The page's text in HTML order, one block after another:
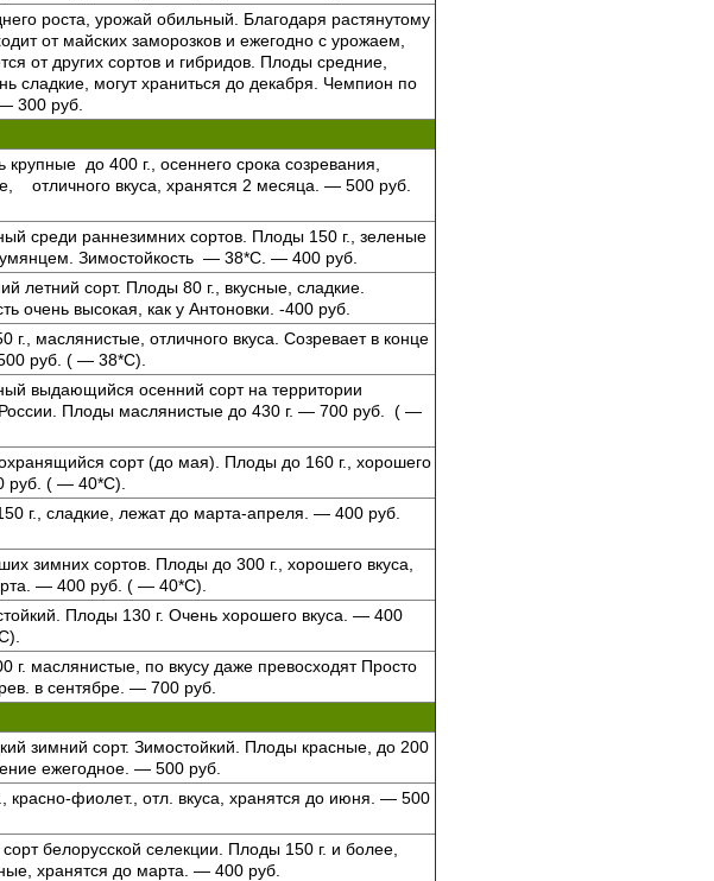
роста, урожай обильный. Благодаря растянутому
от майских заморозков и ежегодно с урожаем,
от других сортов и гибридов. Плоды средние,
сладкие, могут храниться до декабря. Чемпион по
300 руб.
крупные до 400 г., осеннего срока созревания,
отличного вкуса, хранятся 2 месяца. — 500 руб.
среди раннезимних сортов. Плоды 150 г., зеленые
Зимостойкость — 38*С. — 400 руб.
летний сорт. Плоды 80 г., вкусные, сладкие.
очень высокая, как у Антоновки. -400 руб.
г., маслянистые, отличного вкуса. Созревает в конце
руб. ( — 38*С).
выдающийся осенний сорт на территории
Плоды маслянистые до 430 г. — 700 руб. ( —
сорт (до мая). Плоды до 160 г., хорошего
руб. ( — 40*C).
г., сладкие, лежат до марта-апреля. — 400 руб.
зимних сортов. Плоды до 300 г., хорошего вкуса,
— 400 руб. ( — 40*С).
Плоды 130 г. Очень хорошего вкуса. — 400
г. маслянистые, по вкусу даже превосходят Просто
в сентябре. — 700 руб.
зимний сорт. Зимостойкий. Плоды красные, до 200
ежегодное. — 500 руб.
красно-фиолет., отл. вкуса, хранятся до июня. — 500
белорусской селекции. Плоды 150 г. и более,
хранятся до марта. — 400 руб.